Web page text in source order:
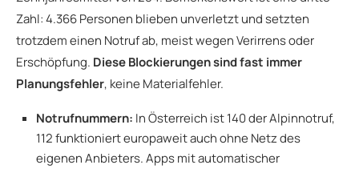
Zahl: 4.366 Personen blieben unverletzt und setzten
trotzdem einen Notruf ab, meist wegen Verirrens oder
Erschöpfung. Diese Blockierungen sind fast immer
Planungsfehler, keine Materialfehler.
Notrufnummern: In Österreich ist 140 der Alpinnotruf,
112 funktioniert europaweit auch ohne Netz des
eigenen Anbieters. Apps mit automatischer